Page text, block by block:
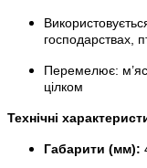
господарствах,
Перемелює:
цілком
Технічні
Габарити (мм):